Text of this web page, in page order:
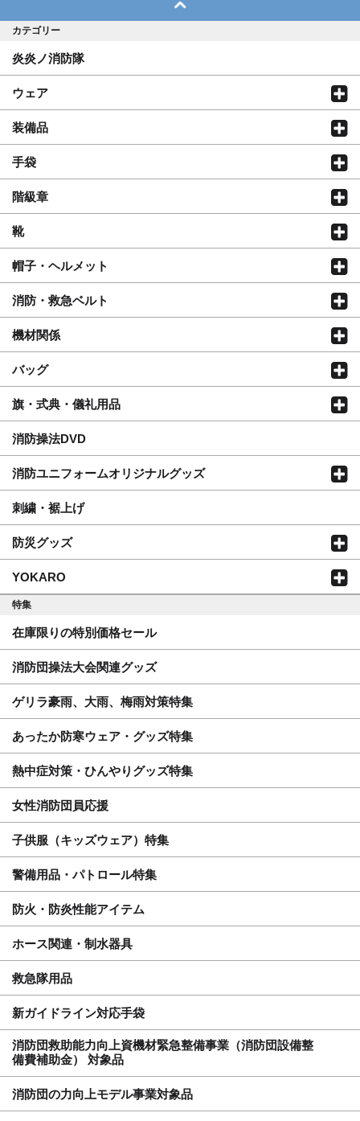
カテゴリー
炎炎ノ消防隊
ウェア
装備品
手袋
階級章
靴
帽子・ヘルメット
消防・救急ベルト
機材関係
バッグ
旗・式典・儀礼用品
消防操法DVD
消防ユニフォームオリジナルグッズ
刺繍・裾上げ
防災グッズ
YOKARO
特集
在庫限りの特別価格セール
消防団操法大会関連グッズ
ゲリラ豪雨、大雨、梅雨対策特集
あったか防寒ウェア・グッズ特集
熱中症対策・ひんやりグッズ特集
女性消防団員応援
子供服（キッズウェア）特集
警備用品・パトロール特集
防火・防炎性能アイテム
ホース関連・制水器具
救急隊用品
新ガイドライン対応手袋
消防団救助能力向上資機材緊急整備事業（消防団設備整
備費補助金） 対象品
消防団の力向上モデル事業対象品